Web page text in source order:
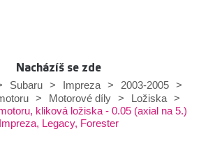
Nacházíš se zde
Subaru > Impreza > 2003-2005
>
> Motorové díly > Ložiska
>
kliková ložiska - 0.05 (axial na 5.)
Impreza, Legacy, Forester